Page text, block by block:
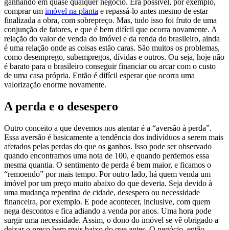
ganhando em quase qualquer negócio. Era possível, por exemplo,
comprar um imóvel na planta e repassá-lo antes mesmo de estar
finalizada a obra, com sobrepreço. Mas, tudo isso foi fruto de uma
conjunção de fatores, e que é bem difícil que ocorra novamente. A
relação do valor de venda do imóvel e da renda do brasileiro, ainda
é uma relação onde as coisas estão caras. São muitos os problemas,
como desemprego, subempregos, dívidas e outros. Ou seja, hoje não
é barato para o brasileiro conseguir financiar ou arcar com o custo
de uma casa própria. Então é difícil esperar que ocorra uma
valorização enorme novamente.
A perda e o desespero
Outro conceito a que devemos nos atentar é a “aversão à perda”.
Essa aversão é basicamente a tendência dos indivíduos a serem mais
afetados pelas perdas do que os ganhos. Isso pode ser observado
quando encontramos uma nota de 100, e quando perdemos essa
mesma quantia. O sentimento de perda é bem maior, e ficamos o
“remoendo” por mais tempo. Por outro lado, há quem venda um
imóvel por um preço muito abaixo do que deveria. Seja devido à
uma mudança repentina de cidade, desespero ou necessidade
financeira, por exemplo. E pode acontecer, inclusive, com quem
nega descontos e fica adiando a venda por anos. Uma hora pode
surgir uma necessidade. Assim, o dono do imóvel se vê obrigado a